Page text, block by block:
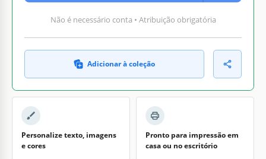
Não é necessário conta • Atribuição obrigatória
Adicionar à coleção
Personalize texto, imagens
e cores
Pronto para impressão em
casa ou no escritório